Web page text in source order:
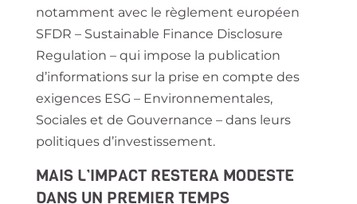
notamment avec le règlement européen
SFDR – Sustainable Finance Disclosure
Regulation – qui impose la publication
d’informations sur la prise en compte des
exigences ESG – Environnementales,
Sociales et de Gouvernance – dans leurs
politiques d’investissement.
MAIS L’IMPACT RESTERA MODESTE
DANS UN PREMIER TEMPS